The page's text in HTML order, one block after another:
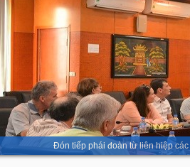
Đón tiếp phái đoàn từ liên hiệp